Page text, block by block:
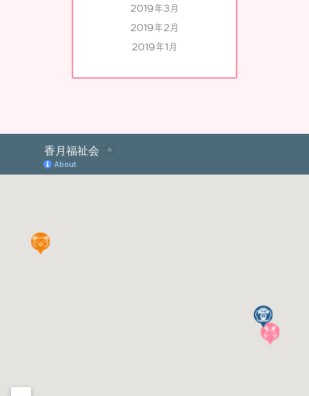
2019年3月
2019年2月
2019年1月